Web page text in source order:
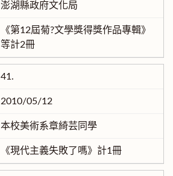
澎湖縣政府文化局
《第12屆菊?文學獎得獎作品專輯》
等計2冊
41.
2010/05/12
本校美術系章綺芸同學
《現代主義失敗了嗎》計1冊